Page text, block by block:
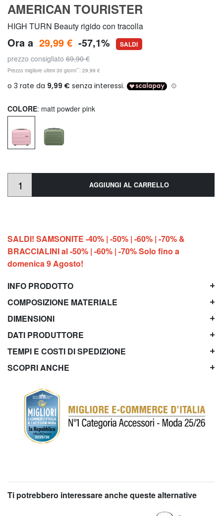
AMERICAN TOURISTER
HIGH TURN Beauty rigido con tracolla
Ora a 29,99 € -57,1% SALDI
prezzo consigliato 69,90 €
Prezzo migliore ultimi 30 giorni**: 29,99 €
COLORE: matt powder pink
AGGIUNGI AL CARRELLO
SALDI! SAMSONITE -40% | -50% | -60% | -70% &
BRACCIALINI al -50% | -60% | -70% Solo fino a
domenica 9 Agosto!
INFO PRODOTTO
COMPOSIZIONE MATERIALE
DIMENSIONI
DATI PRODUTTORE
TEMPI E COSTI DI SPEDIZIONE
SCOPRI ANCHE
Ti potrebbero interessare anche queste alternative